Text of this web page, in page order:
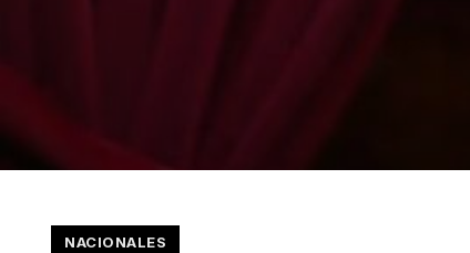
NACIONALES